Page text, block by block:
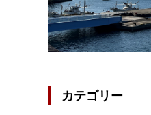
カテゴリー